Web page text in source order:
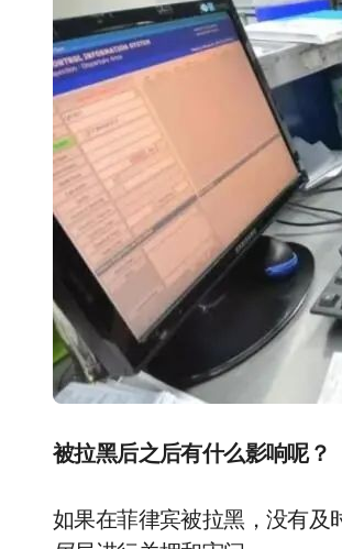
被拉黑后之后有什么影响呢？
如果在菲律宾被拉黑，没有及